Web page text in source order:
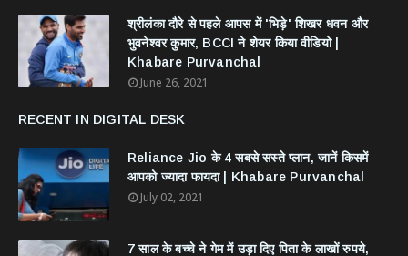
श्रीलंका दौरे से पहले आपस में 'भिड़े' शिखर धवन और
भुवनेश्वर कुमार, BCCI ने शेयर किया वीडियो |
Khabare Purvanchal
June 26, 2021
RECENT IN DIGITAL DESK
Reliance Jio के 4 सबसे सस्ते प्लान, जानें किसमें
आपको ज्यादा फायदा | Khabare Purvanchal
July 02, 2021
7 साल के बच्चे ने गेम में उड़ा दिए पिता के लाखों रुपये,